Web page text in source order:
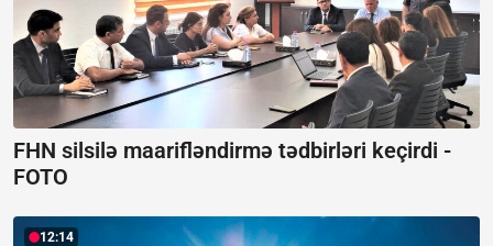
FHN silsilə maarifləndirmə tədbirləri keçirdi -
FOTO
12:14